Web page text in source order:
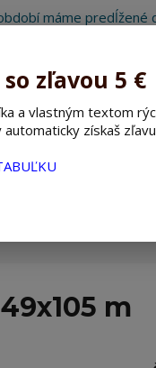
máme predĺžené
Hľadať
m
zľavou 5 €
a vlastným textom
získaš